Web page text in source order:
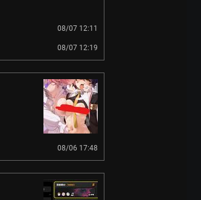
08/07 12:11
08/07 12:19
08/06 17:48